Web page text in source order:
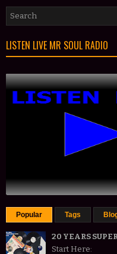
LISTEN LIVE MR SOUL RADIO
Popular Tags
20 YEARS
Start Here: